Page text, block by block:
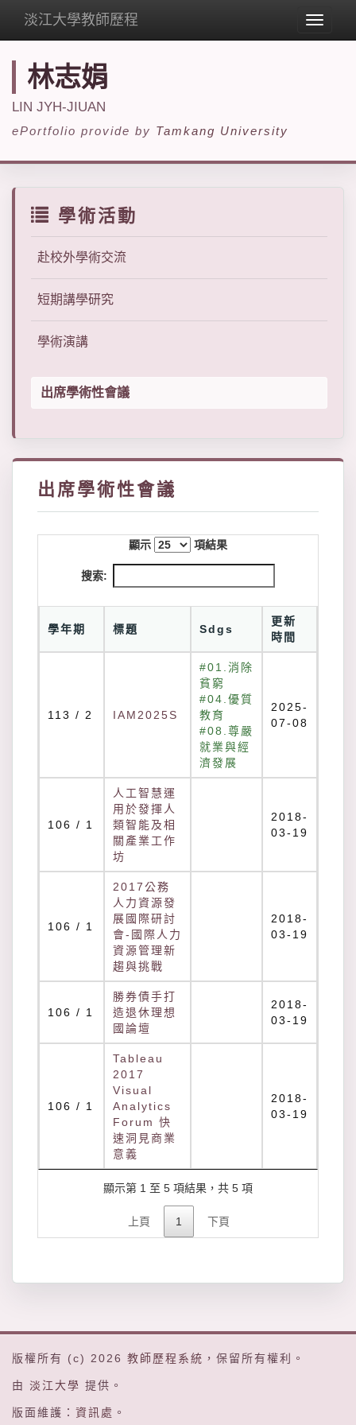
Toggle
淡江大學教師歷程
林志娟
LIN JYH-JIUAN
ePortfolio provide by Tamkang University
學術活動
赴校外學術交流
短期講學研究
學術演講
出席學術性會議
出席學術性會議
顯示 項結果
搜索:
學年期 標題 Sdgs
更新
時間
113 / 2 IAM2025S
#01.消除
貧窮
#04.優質
教育
#08.尊嚴
就業與經
濟發展
2025-
07-08
106 / 1
人工智慧運
用於發揮人
類智能及相
關產業工作
坊
2018-
03-19
106 / 1
2017公務
人力資源發
展國際研討
會-國際人力
資源管理新
趨與挑戰
2018-
03-19
106 / 1
勝券債手打
造退休理想
國論壇
2018-
03-19
106 / 1
Tableau
2017
Visual
Analytics
Forum 快
速洞見商業
意義
2018-
03-19
顯示第 1 至 5 項結果，共 5 項
上頁 1 下頁
版權所有 (c) 2026 教師歷程系統 ，保留所有權利。
由 淡江大學 提供。
版面維護： 資訊處 。